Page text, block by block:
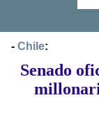
- Chile:
Senado